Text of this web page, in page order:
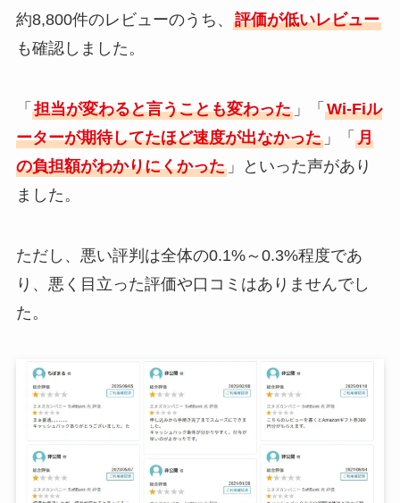
約8,800件のレビューのうち、 評価が低いレビュー
も確認しました。
「 担当が変わると言うことも変わった」「 Wi-Fiル
ーターが期待してたほど速度が出なかった」「 月
の負担額がわかりにくかった」といった声があり
ました。
ただし、悪い評判は全体の0.1%～0.3%程度であ
り、悪く目立った評価や口コミはありませんでし
た。